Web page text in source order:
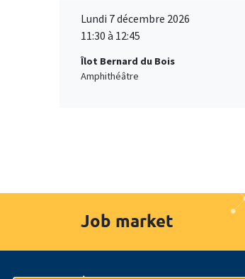
Lundi 7 décembre 2026
11:30 à 12:45
Îlot Bernard du Bois
Amphithéâtre
Job market